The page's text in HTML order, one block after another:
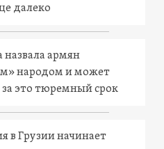
далеко
назвала армян
народом и может
это тюремный срок
в Грузии начинает